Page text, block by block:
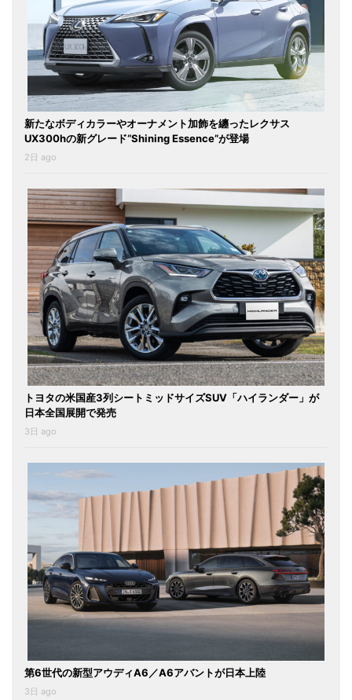
新たなボディカラーやオーナメント加飾を纏ったレクサス
UX300hの新グレード“Shining Essence”が登場
2日 ago
トヨタの米国産3列シートミッドサイズSUV「ハイランダー」が
日本全国展開で発売
3日 ago
第6世代の新型アウディA6／A6アバントが日本上陸
3日 ago